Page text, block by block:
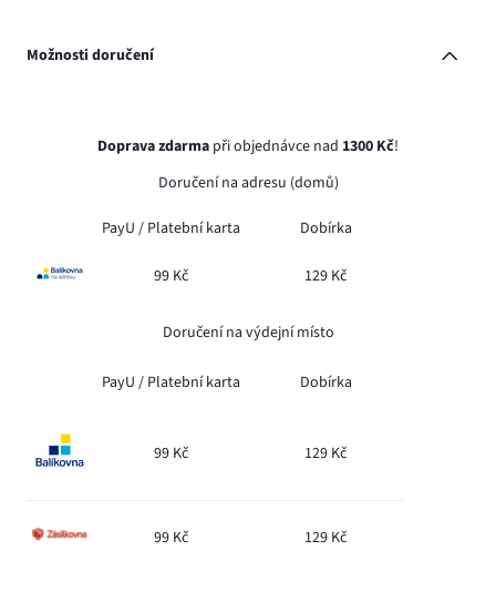
Možnosti doručení
Doprava zdarma při objednávce nad 1300 Kč!
Doručení na adresu (domů)
PayU / Platební karta Dobírka
99 Kč 129 Kč
Doručení na výdejní místo
PayU / Platební karta Dobírka
99 Kč 129 Kč
99 Kč 129 Kč